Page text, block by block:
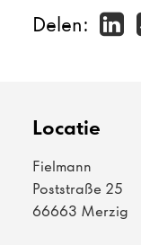
Delen:
Locatie
Fielmann
Poststraße 25
66663 Merzig